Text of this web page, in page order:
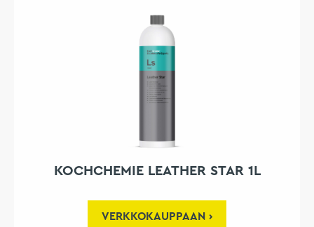
KOCHCHEMIE LEATHER STAR 1L
VERKKOKAUPPAAN